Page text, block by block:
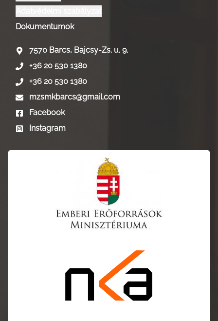
Dokumentumok
7570 Barcs, Bajcsy-Zs. u. 9.
+36 20 530 1380
+36 20 530 1380
mzsmkbarcs@gmail.com
Facebook
Instagram